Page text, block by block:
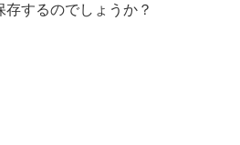
するのでしょうか？